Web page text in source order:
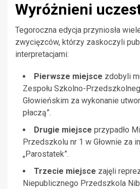
Wyróżnieni
Tegoroczna edycja przyniosła
zwycięzców, którzy zaskoczyli
interpretacjami:
Pierwsze miejsce zdobyli
Zespołu Szkolno-
Głowieńskim za wykonanie
płaczą”.
Drugie miejsce przypadło
Przedszkolu nr 1 w Głownie za
„Parostatek”.
Trzecie miejsce zajęli
Niepublicznego Przedszkola